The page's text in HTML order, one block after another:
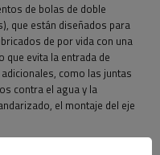
de bolas de doble
que están diseñados para
de por vida con una
que evita la entrada de
como las juntas
contra el agua y la
el montaje del eje